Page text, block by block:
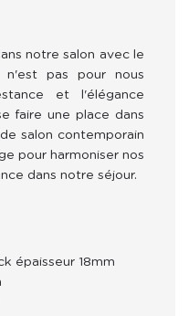
notre salon avec le
pas pour nous
et l'élégance
faire une place dans
salon contemporain
pour harmoniser nos
dans notre séjour.
épaisseur 18mm